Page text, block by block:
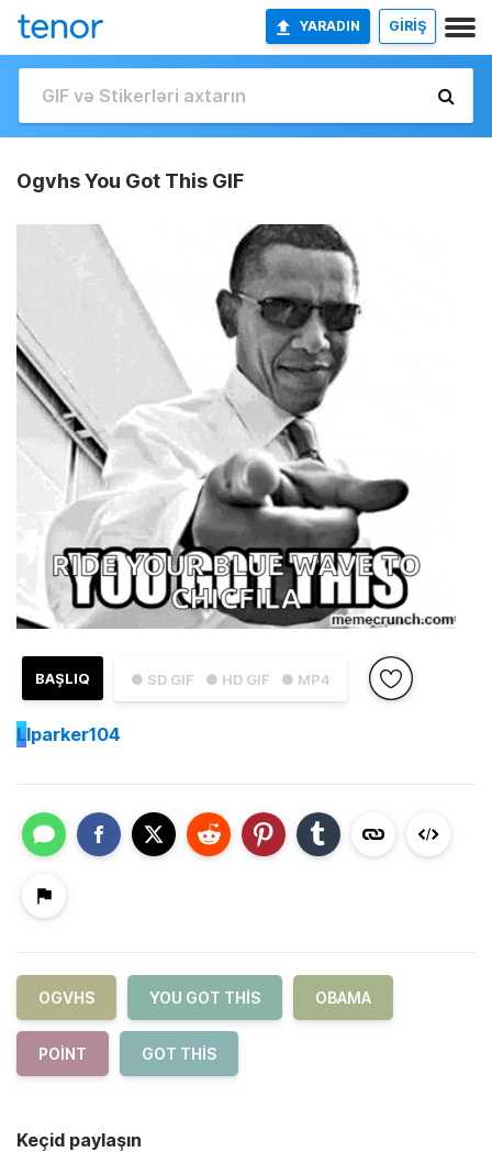
YARADIN GİRİŞ
Ogvhs You Got This GIF
● SD GIF ● HD GIF ● MP4
BAŞLIQ
Llparker104
OGVHS YOU GOT THIS OBAMA
POINT GOT THIS
Keçid paylaşın